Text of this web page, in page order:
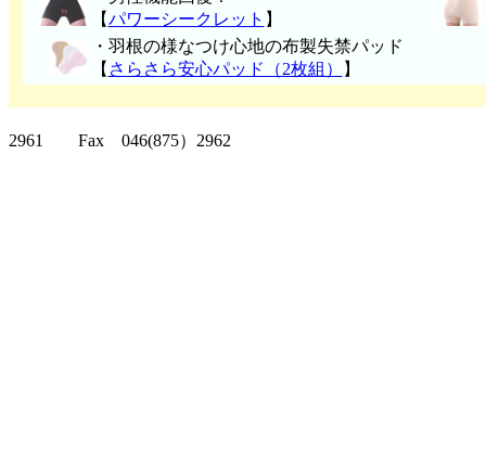
【パワーシークレット 】
・ 羽根の様なつけ心地の布製失禁パッ ド
【 さらさら安心パッド（2枚組） 】
2961 Fax 046(875）2962